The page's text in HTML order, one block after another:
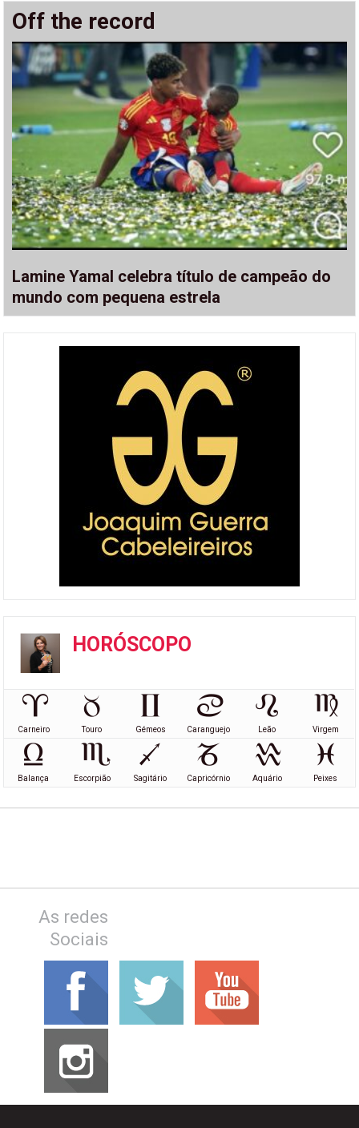
Off the record
Lamine Yamal celebra título de campeão do
mundo com pequena estrela
HORÓSCOPO
Carneiro Touro Gémeos Caranguejo Leão Virgem
Balança Escorpião Sagitário Capricórnio Aquário Peixes
As redes
Sociais